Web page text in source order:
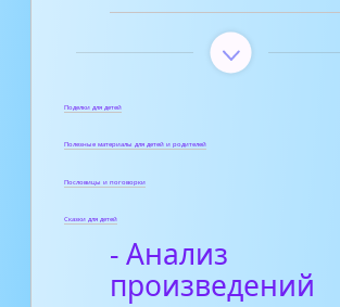
Поделки для детей
Полезные материалы для детей и родителей
Пословицы и поговорки
Сказки для детей
- Анализ
произведений